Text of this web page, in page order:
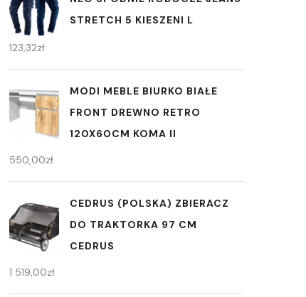
STRETCH 5 KIESZENI L
123,32zł
MODI MEBLE BIURKO BIAŁE
FRONT DREWNO RETRO
120X60CM KOMA II
550,00zł
CEDRUS (POLSKA) ZBIERACZ
DO TRAKTORKA 97 CM
CEDRUS
1 519,00zł